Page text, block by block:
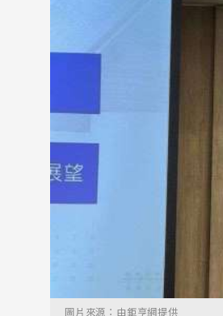
圖片來源：由鉅亨網提供